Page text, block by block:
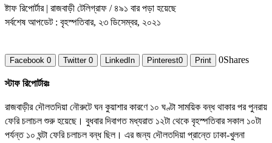
ষ্টাফ রিপোর্টার | রাজবাড়ী টেলিগ্রাফ / ৪৯১ বার পড়া হয়েছে
সর্বশেষ আপডেট : বৃহস্পতিবার, ২৩ ডিসেম্বর, ২০২১
Facebook 0 Twitter 0 LinkedIn Pinterest0 Print 0Shares
স্টাফ রিপোর্টারঃ
রাজবাড়ীর দৌলতদিয়া নৌরুটে ঘন কুয়াশার কারণে ১০ ঘণ্টা সাময়িক বন্ধ থাকার পর পুনরায়
ফেরি চলাচল শুরু হয়েছে। বুধবার দিবাগত মধ্যরাত ১২টা থেকে বৃহস্পতিবার সকাল ১০টা
পর্যন্ত ১০ ঘন্টা ফেরি চলাচল বন্ধ ছিল। এর জন্য দৌলতদিয়া প্রান্তে ঢাকা-খুলনা